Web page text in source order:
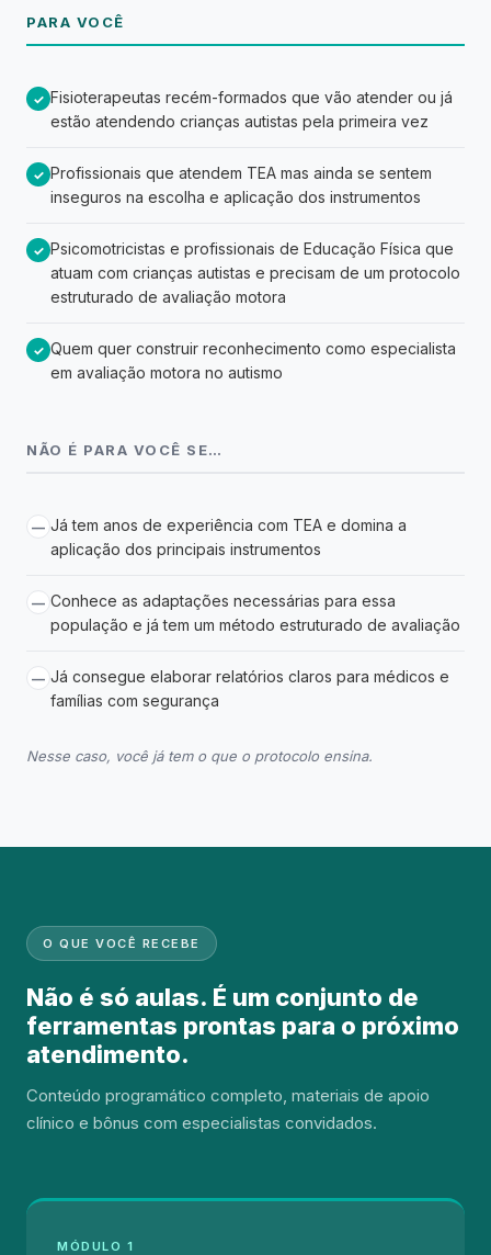
PARA VOCÊ
✓ Fisioterapeutas recém-formados que vão atender ou já
estão atendendo crianças autistas pela primeira vez
✓ Profissionais que atendem TEA mas ainda se sentem
inseguros na escolha e aplicação dos instrumentos
✓ Psicomotricistas e profissionais de Educação Física que
atuam com crianças autistas e precisam de um protocolo
estruturado de avaliação motora
✓ Quem quer construir reconhecimento como especialista
em avaliação motora no autismo
NÃO É PARA VOCÊ SE…
— Já tem anos de experiência com TEA e domina a
aplicação dos principais instrumentos
— Conhece as adaptações necessárias para essa
população e já tem um método estruturado de avaliação
— Já consegue elaborar relatórios claros para médicos e
famílias com segurança
Nesse caso, você já tem o que o protocolo ensina.
O QUE VOCÊ RECEBE
Não é só aulas. É um conjunto de
ferramentas prontas para o próximo
atendimento.
Conteúdo programático completo, materiais de apoio
clínico e bônus com especialistas convidados.
MÓDULO 1